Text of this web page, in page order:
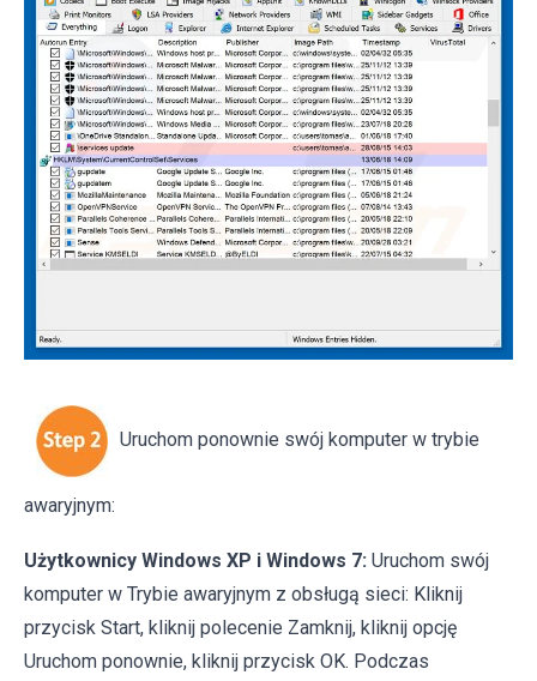
Uruchom ponownie swój komputer w trybie
awaryjnym:
Użytkownicy Windows XP i Windows 7: Uruchom swój
komputer w Trybie awaryjnym z obsługą sieci: Kliknij
przycisk Start, kliknij polecenie Zamknij, kliknij opcję
Uruchom ponownie, kliknij przycisk OK. Podczas